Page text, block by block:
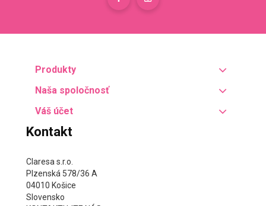
Produkty
Naša spoločnosť
Váš účet
Kontakt
Claresa s.r.o.
Plzenská 578/36 A
04010 Košice
Slovensko